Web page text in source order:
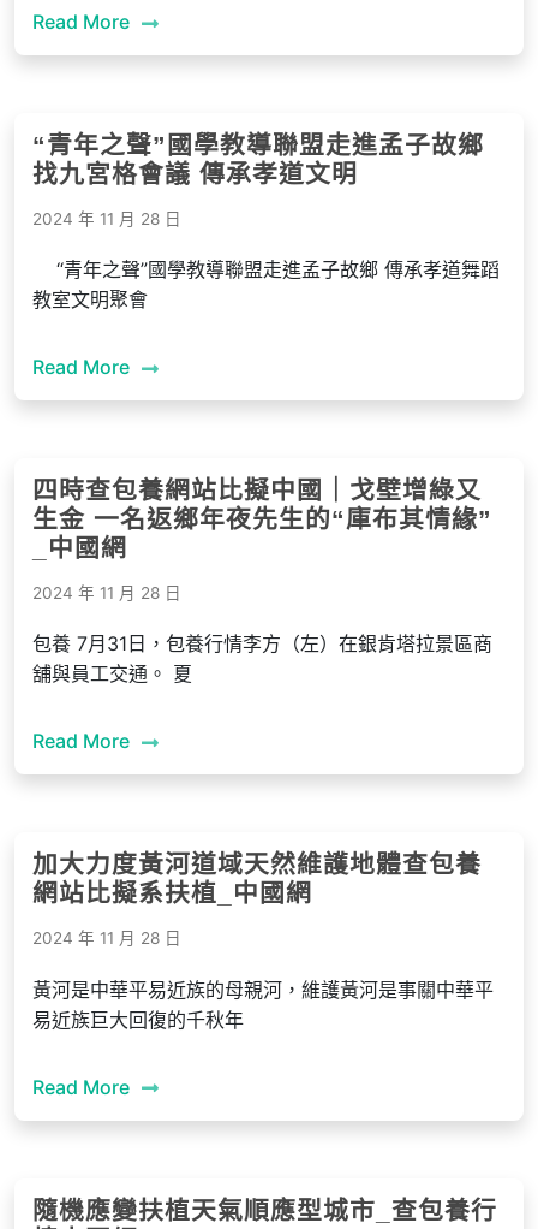
Read More
“青年之聲”國學教導聯盟走進孟子故鄉
找九宮格會議 傳承孝道文明
2024 年 11 月 28 日
“青年之聲”國學教導聯盟走進孟子故鄉 傳承孝道舞蹈
教室文明聚會
Read More
四時查包養網站比擬中國｜戈壁增綠又
生金 一名返鄉年夜先生的“庫布其情緣”
_中國網
2024 年 11 月 28 日
包養 7月31日，包養行情李方（左）在銀肯塔拉景區商
舖與員工交通。 夏
Read More
加大力度黃河道域天然維護地體查包養
網站比擬系扶植_中國網
2024 年 11 月 28 日
黃河是中華平易近族的母親河，維護黃河是事關中華平
易近族巨大回復的千秋年
Read More
隨機應變扶植天氣順應型城市_查包養行